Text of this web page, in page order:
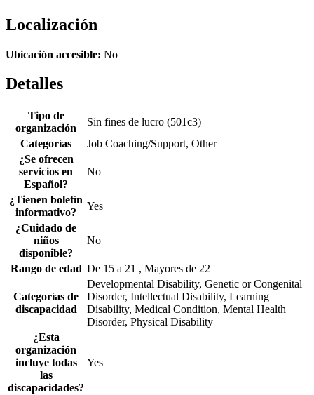
Localización
Ubicación accesible: No
Detalles
Tipo de
organización
Sin fines de lucro (501c3)
Categorías
Job Coaching/Support, Other
¿Se ofrecen
servicios en
Español?
No
¿Tienen boletín
informativo?
Yes
¿Cuidado de
niños
disponible?
No
Rango de edad De 15 a 21 , Mayores de 22
Categorías de
discapacidad
Developmental Disability, Genetic or Congenital
Disorder, Intellectual Disability, Learning
Disability, Medical Condition, Mental Health
Disorder, Physical Disability
¿Esta
organización
incluye todas
las
discapacidades?
Yes